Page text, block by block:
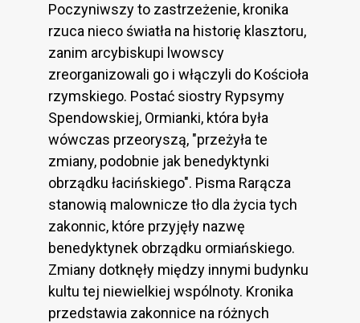
Poczyniwszy to zastrzeżenie, kronika
rzuca nieco światła na historię klasztoru,
zanim arcybiskupi lwowscy
zreorganizowali go i włączyli do Kościoła
rzymskiego. Postać siostry Rypsymy
Spendowskiej, Ormianki, która była
wówczas przeoryszą, "przeżyła te
zmiany, podobnie jak benedyktynki
obrządku łacińskiego". Pisma Rarącza
stanowią malownicze tło dla życia tych
zakonnic, które przyjęły nazwę
benedyktynek obrządku ormiańskiego.
Zmiany dotknęły między innymi budynku
kultu tej niewielkiej wspólnoty. Kronika
przedstawia zakonnice na różnych